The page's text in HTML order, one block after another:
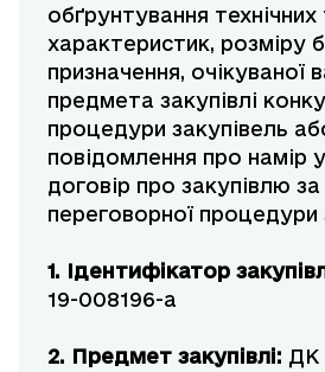
обґрунтування технічних
характеристик, розміру
призначення, очікуваної
предмета закупівлі
процедури закупівель
повідомлення про намір
договір про закупівлю
переговорної процедури
1. Ідентифікатор
19-008196-a
2. Предмет закупівлі: ДК